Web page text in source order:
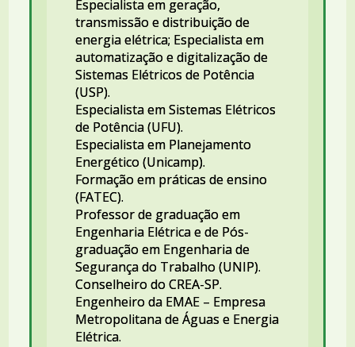
Especialista em geração,
transmissão e distribuição de
energia elétrica; Especialista em
automatização e digitalização de
Sistemas Elétricos de Potência
(USP).
Especialista em Sistemas Elétricos
de Potência (UFU).
Especialista em Planejamento
Energético (Unicamp).
Formação em práticas de ensino
(FATEC).
Professor de graduação em
Engenharia Elétrica e de Pós-
graduação em Engenharia de
Segurança do Trabalho (UNIP).
Conselheiro do CREA-SP.
Engenheiro da EMAE – Empresa
Metropolitana de Águas e Energia
Elétrica.